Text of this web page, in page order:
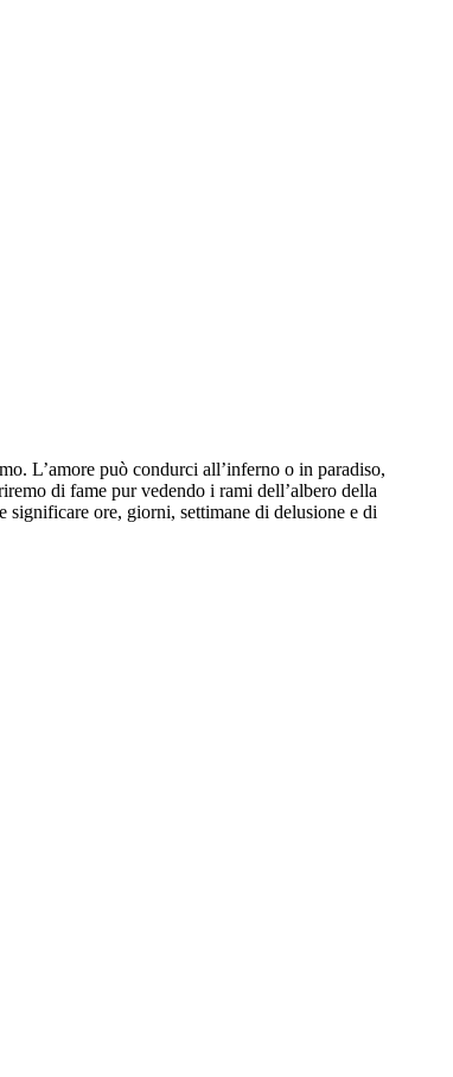
L’amore può condurci all’inferno o in paradiso,
di fame pur vedendo i rami dell’albero della
significare ore, giorni, settimane di delusione e di